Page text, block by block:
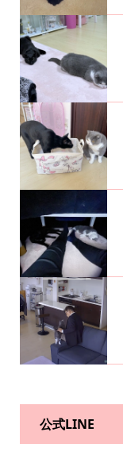
公式LINE